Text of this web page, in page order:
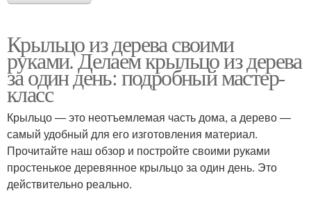
Крыльцо из дерева своими
руками. Делаем крыльцо из дерева
за один день: подробный мастер-
класс
Крыльцо — это неотъемлемая часть дома, а дерево —
самый удобный для его изготовления материал.
Прочитайте наш обзор и постройте своими руками
простенькое деревянное крыльцо за один день. Это
действительно реально.